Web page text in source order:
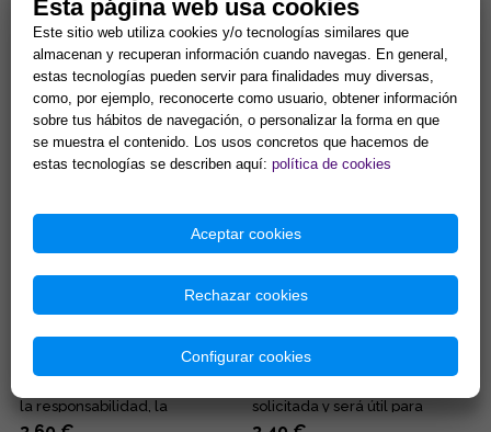
(INCLUYE CUCHARA
MEDIDORA)
Este incienso de resina en
grano de exquisito aroma
viene presentado en un tarro
de 100 gr. que incluye, para ...
4,32 €
Comprar
Olíbano)
...
5,37 €
Comprar
INCIENSO ESTORAQUE
(SOBRE 50 GR APROX CON
Delicioso aroma floral y de
la responsabilidad, la
perseverancia y la lealtad. ...
INCIENSO 3 REYES (SOBRE 50
GR APROX CON INSTR)
Incienso 100% natural. Ayuda a
solicitada y será útil para
resolver sus problemas e...
Esta página web usa cookies
Este sitio web utiliza cookies y/o tecnologías similares que
almacenan y recuperan información cuando navegas. En general,
estas tecnologías pueden servir para finalidades muy diversas,
como, por ejemplo, reconocerte como usuario, obtener información
sobre tus hábitos de navegación, o personalizar la forma en que
se muestra el contenido. Los usos concretos que hacemos de
estas tecnologías se describen aquí: política de cookies
Aceptar cookies
Rechazar cookies
Configurar cookies